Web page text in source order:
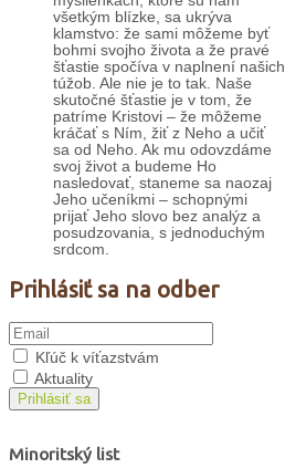
všetkým blízke, sa ukrýva
klamstvo: že sami môžeme byť
bohmi svojho života a že pravé
šťastie spočíva v naplnení našich
túžob. Ale nie je to tak. Naše
skutočné šťastie je v tom, že
patríme Kristovi – že môžeme
kráčať s Ním, žiť z Neho a učiť
sa od Neho. Ak mu odovzdáme
svoj život a budeme Ho
nasledovať, staneme sa naozaj
Jeho učeníkmi – schopnými
prijať Jeho slovo bez analýz a
posudzovania, s jednoduchým
srdcom.
Prihlásiť sa na odber
Kľúč k víťazstvám
Aktuality
Prihlásiť sa
Minoritský list